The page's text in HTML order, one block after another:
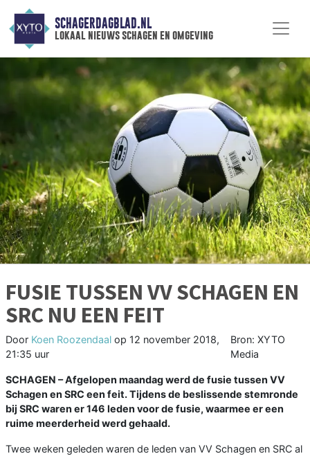
SCHAGERDAGBLAD.NL
lokaal nieuws schagen en omgeving
FUSIE TUSSEN VV SCHAGEN EN
SRC NU EEN FEIT
Door Koen Roozendaal op 12 november 2018,
21:35 uur
Bron: XYTO
Media
SCHAGEN –Afgelopen maandag werd de fusie tussen VV
Schagen en SRC een feit. Tijdens de beslissende stemronde
bij SRC waren er 146 leden voor de fusie, waarmee er een
ruime meerderheid werd gehaald.
Twee weken geleden waren de leden van VV Schagen en SRC al